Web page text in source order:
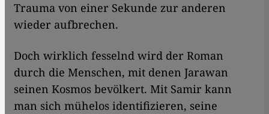
Trauma von einer Sekunde zur anderen
wieder aufbrechen.
Doch wirklich fesselnd wird der Roman
durch die Menschen, mit denen Jarawan
seinen Kosmos bevölkert. Mit Samir kann
man sich mühelos identifizieren, seine